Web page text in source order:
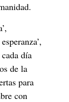
día
de la
para
con